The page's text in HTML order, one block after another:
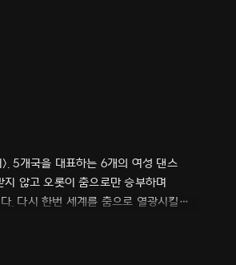
5개국을 대표하는 6개의 여성 댄스
않고 오롯이 춤으로만 승부하며
. 다시 한번 세계를 춤으로 열광시킬